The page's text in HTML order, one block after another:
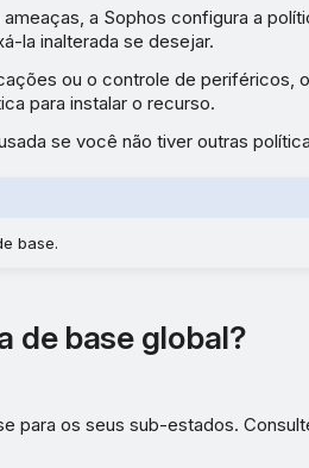
a Sophos configura a
la inalterada se desejar.
ou o controle de periféricos,
para instalar o recurso.
se você não tiver outras
base.
de base global?
para os seus sub-estados.